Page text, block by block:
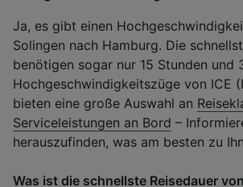
Ja, es gibt einen
Solingen nach Hamburg. Die
benötigen sogar nur 15 Stunden und
Hochgeschwindigkeitszüge von ICE
bieten eine große Auswahl an
Serviceleistungen an Bord –
herauszufinden, was am besten zu
Was ist die schnellste Reisedauer